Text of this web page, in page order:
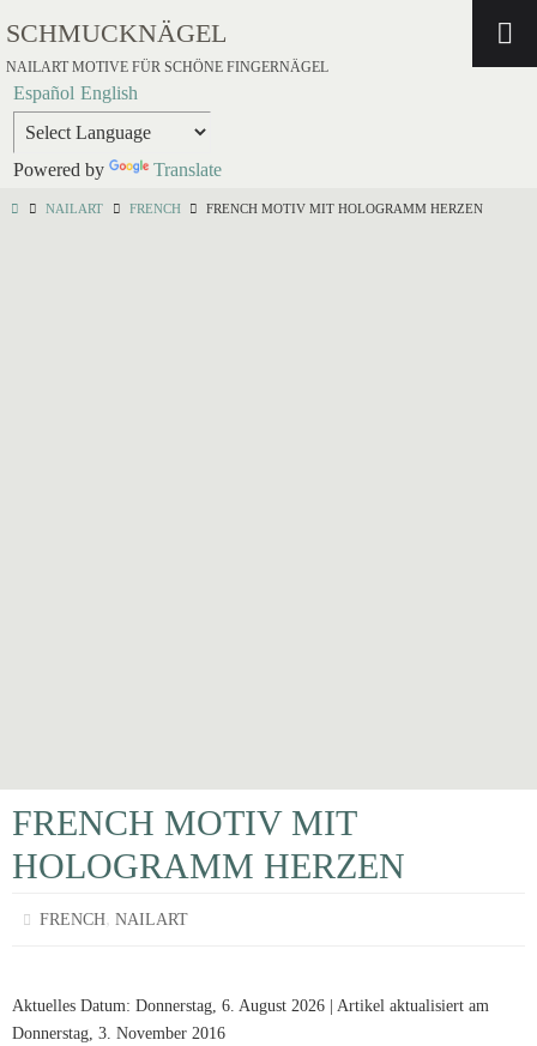
SCHMUCKNÄGEL
NAILART MOTIVE FÜR SCHÖNE FINGERNÄGEL
Español English
Powered by Translate
NAILART FRENCH FRENCH MOTIV MIT HOLOGRAMM HERZEN
FRENCH MOTIV MIT
HOLOGRAMM HERZEN
FRENCH,NAILART
Aktuelles Datum: Donnerstag, 6. August 2026 | Artikel aktualisiert am
Donnerstag, 3. November 2016